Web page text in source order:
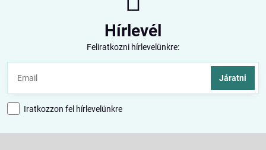
Hírlevél
Feliratkozni hírlevelünkre:
Járatni
Iratkozzon fel hírlevelünkre